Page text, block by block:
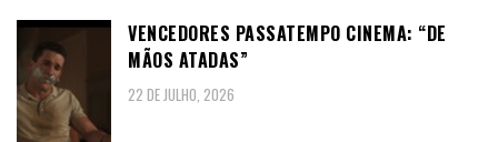
VENCEDORES PASSATEMPO CINEMA: “DE
MÃOS ATADAS”
22 DE JULHO, 2026